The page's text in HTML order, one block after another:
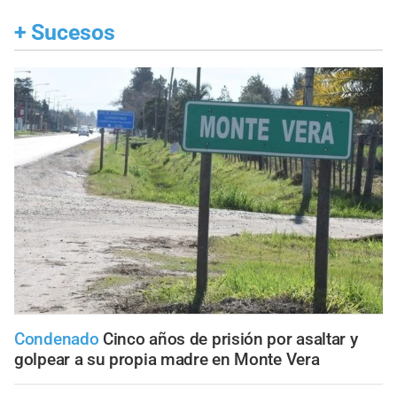
+ Sucesos
Condenado Cinco años de prisión por asaltar y
golpear a su propia madre en Monte Vera